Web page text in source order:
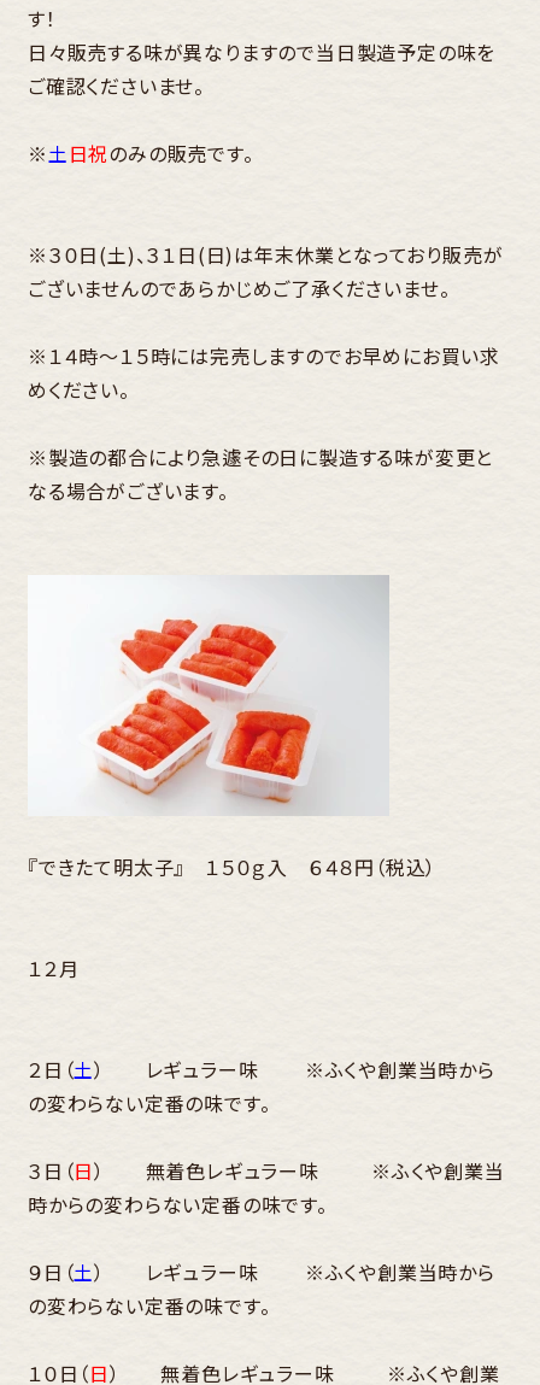
す！
日々販売する味が異なりますので当日製造予定の味を
ご確認くださいませ。
※土日祝のみの販売です。
※３０日(土)、３１日(日)は年末休業となっており販売が
ございませんのであらかじめご了承くださいませ。
※１４時～１５時には完売しますのでお早めにお買い求
めください。
※製造の都合により急遽その日に製造する味が変更と
なる場合がございます。
『できたて明太子』 １５０ｇ入 ６４８円（税込）
１２月
２日（土） レギュラー味 ※ふくや創業当時から
の変わらない定番の味です。
３日（日） 無着色レギュラー味 ※ふくや創業当
時からの変わらない定番の味です。
９日（土） レギュラー味 ※ふくや創業当時から
の変わらない定番の味です。
１０日（日） 無着色レギュラー味 ※ふくや創業